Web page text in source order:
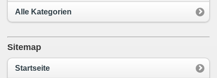
Alle Kategorien
Sitemap
Startseite